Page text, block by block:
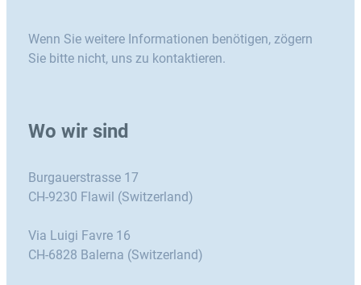
Wenn Sie weitere Informationen benötigen, zögern
Sie bitte nicht, uns zu kontaktieren.
Wo wir sind
Burgauerstrasse 17
CH-9230 Flawil (Switzerland)
Via Luigi Favre 16
CH-6828 Balerna (Switzerland)